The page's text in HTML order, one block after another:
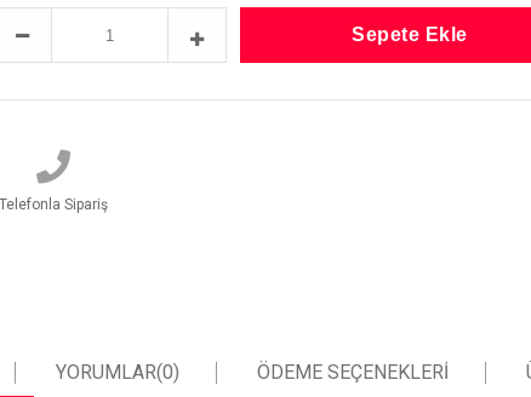
Telefonla Sipariş
YORUMLAR(0) ÖDEME SEÇENEKLERI